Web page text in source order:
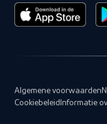
Algemene voorwaarden
Cookiebeleid Informatie